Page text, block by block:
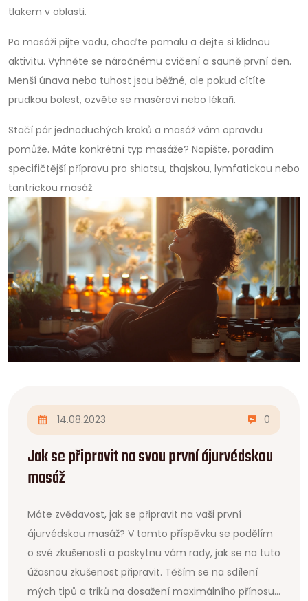
tlakem v oblasti.
Po masáži pijte vodu, choďte pomalu a dejte si klidnou
aktivitu. Vyhněte se náročnému cvičení a sauně první den.
Menší únava nebo tuhost jsou běžné, ale pokud cítíte
prudkou bolest, ozvěte se masérovi nebo lékaři.
Stačí pár jednoduchých kroků a masáž vám opravdu
pomůže. Máte konkrétní typ masáže? Napište, poradím
specifičtější přípravu pro shiatsu, thajskou, lymfatickou nebo
tantrickou masáž.
14.08.2023 0
Jak se připravit na svou první ájurvédskou
masáž
Máte zvědavost, jak se připravit na vaši první
ájurvédskou masáž? V tomto příspěvku se podělím
o své zkušenosti a poskytnu vám rady, jak se na tuto
úžasnou zkušenost připravit. Těším se na sdílení
mých tipů a triků na dosažení maximálního přínosu